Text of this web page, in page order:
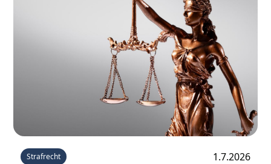
Strafrecht 1.7.2026